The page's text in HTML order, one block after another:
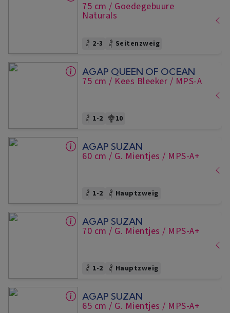
75 cm / Goedegebuure
Naturals
2-3 Seitenzweig
AGAP QUEEN OF OCEAN
75 cm / Kees Bleeker / MPS-A
1-2 10
AGAP SUZAN
60 cm / G. Mientjes / MPS-A+
1-2 Hauptzweig
AGAP SUZAN
70 cm / G. Mientjes / MPS-A+
1-2 Hauptzweig
AGAP SUZAN
65 cm / G. Mientjes / MPS-A+